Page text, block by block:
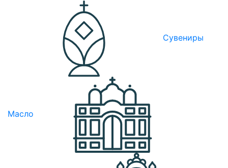
Сувениры
Масло